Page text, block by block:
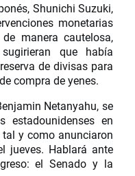
Shunichi Suzuki,
monetarias
manera cautelosa,
que había
de divisas para
compra de yenes.
Netanyahu, se
estadounidenses en
y como anunciaron
jueves. Hablará ante
el Senado y la